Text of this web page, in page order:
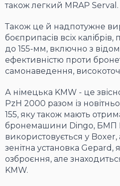
також легкий MRAP Serval.
Також це й надпотужне
боєприпасів всіх
до 155-мм, включно з
ефективністю проти
самонаведення,
А німецька KMW - це
PzH 2000 разом із
155, яку також мають
бронемашини Dingo, БМП
використовується у Boxer,
зенітна установка Gepard,
озброєння, але
KMW.